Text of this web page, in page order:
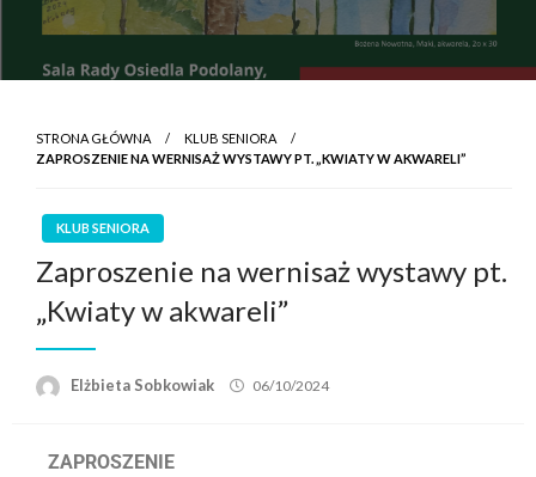
STRONA GŁÓWNA
KLUB SENIORA
ZAPROSZENIE NA WERNISAŻ WYSTAWY PT. „KWIATY W AKWARELI”
KLUB SENIORA
Zaproszenie na wernisaż wystawy pt.
„Kwiaty w akwareli”
Elżbieta Sobkowiak 06/10/2024
ZAPROSZENIE